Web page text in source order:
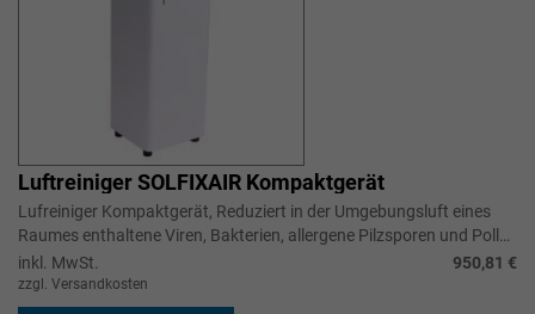
Luftreiniger SOLFIXAIR Kompaktgerät
Lufreiniger Kompaktgerät, Reduziert in der Umgebungsluft eines
Raumes enthaltene Viren, Bakterien, allergene Pilzsporen und Pollen
um bis zu 9...
inkl. MwSt. 950,81 €
zzgl. Versandkosten